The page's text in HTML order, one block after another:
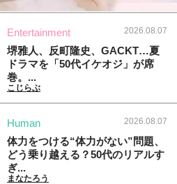
Entertainment 2026.08.07
堺雅人、反町隆史、GACKT…夏
ドラマを「50代イケオジ」が席
巻。...
こじらぶ
Human 2026.08.07
体力をつける“体力がない”問題、
どう乗り越える？50代のリアルす
ぎ...
まなたろう